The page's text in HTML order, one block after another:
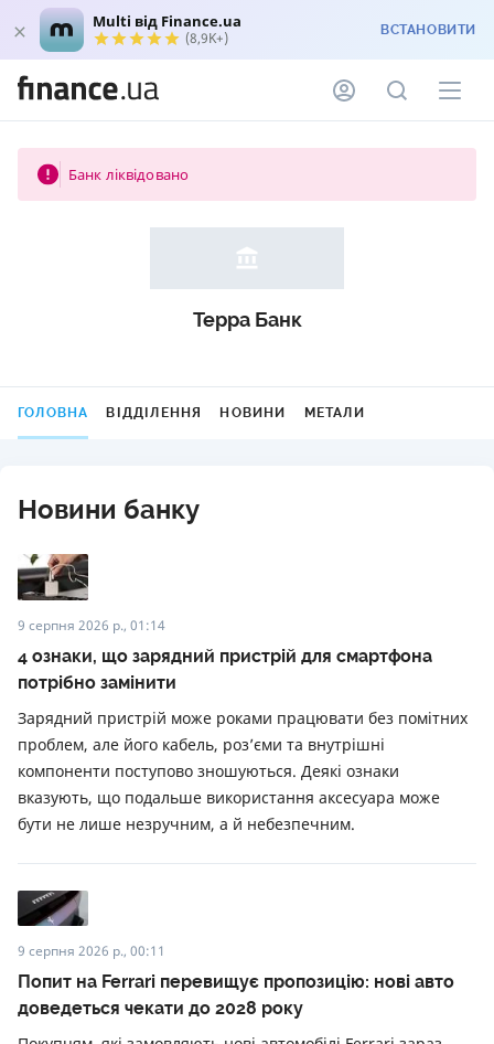
Multi від Finance.ua
(8,9K+) ВСТАНОВИТИ
Банк ліквідовано
Терра Банк
ГОЛОВНА ВІДДІЛЕННЯ НОВИНИ МЕТАЛИ
Новини банку
9 серпня 2026 р., 01:14
4 ознаки, що зарядний пристрій для смартфона
потрібно замінити
Зарядний пристрій може роками працювати без помітних
проблем, але його кабель, роз’єми та внутрішні
компоненти поступово зношуються. Деякі ознаки
вказують, що подальше використання аксесуара може
бути не лише незручним, а й небезпечним.
9 серпня 2026 р., 00:11
Попит на Ferrari перевищує пропозицію: нові авто
доведеться чекати до 2028 року